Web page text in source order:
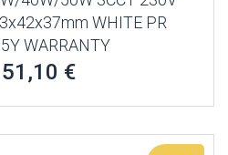
WHITE PR
WARRANTY
€